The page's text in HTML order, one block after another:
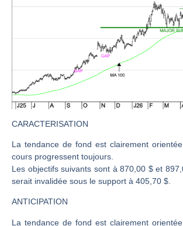
CARACTERISATION
La tendance de fond est clairement
cours progressent toujours.
Les objectifs suivants sont à 870,00 $ et
serait invalidée sous le support à 405,70 $.
ANTICIPATION
La tendance de fond est clairement